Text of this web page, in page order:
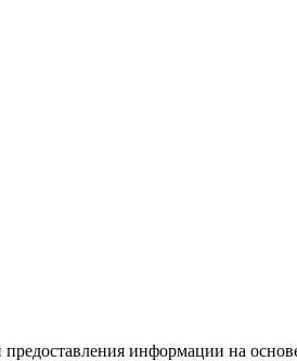
информации на